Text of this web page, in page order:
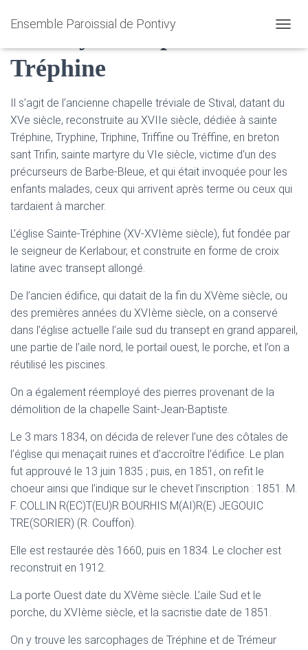
Ensemble Paroissial de Pontivy
U
R
E
R
N
A
O
N
Pontivy – Chapelle Sainte
Tréphine
Il s’agit de l’ancienne chapelle tréviale de Stival, datant du
XVe siècle, reconstruite au XVIIe siècle, dédiée à sainte
Tréphine, Tryphine, Triphine, Triffine ou Tréffine, en breton
sant Trifin, sainte martyre du VIe siècle, victime d’un des
précurseurs de Barbe-Bleue, et qui était invoquée pour les
enfants malades, ceux qui arrivent après terme ou ceux qui
tardaient à marcher.
L’église Sainte-Tréphine (XV-XVIème siècle), fut fondée par
le seigneur de Kerlabour, et construite en forme de croix
latine avec transept allongé.
De l’ancien édifice, qui datait de la fin du XVème siècle, ou
des premières années du XVIème siècle, on a conservé
dans l’église actuelle l’aile sud du transept en grand appareil,
une partie de l’aile nord, le portail ouest, le porche, et l’on a
réutilisé les piscines.
On a également réemployé des pierres provenant de la
démolition de la chapelle Saint-Jean-Baptiste.
Le 3 mars 1834, on décida de relever l’une des côtales de
l’église qui menaçait ruines et d’accroître l’édifice. Le plan
fut approuvé le 13 juin 1835 ; puis, en 1851, on refit le
choeur ainsi que l’indique sur le chevet l’inscription : 1851. M.
F. COLLIN R(EC)T(EU)R BOURHIS M(AI)R(E) JEGOUIC
TRE(SORIER) (R. Couffon).
Elle est restaurée dès 1660, puis en 1834. Le clocher est
reconstruit en 1912.
La porte Ouest date du XVème siècle. L’aile Sud et le
porche, du XVIème siècle, et la sacristie date de 1851.
On y trouve les sarcophages de Tréphine et de Trémeur